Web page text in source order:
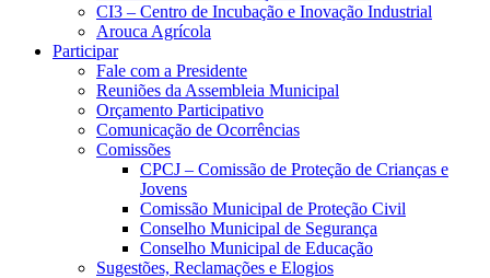
CI3 – Centro de Incubação e Inovação Industrial
Arouca Agrícola
Participar
Fale com a Presidente
Reuniões da Assembleia Municipal
Orçamento Participativo
Comunicação de Ocorrências
Comissões
CPCJ – Comissão de Proteção de Crianças e
Jovens
Comissão Municipal de Proteção Civil
Conselho Municipal de Segurança
Conselho Municipal de Educação
Sugestões, Reclamações e Elogios